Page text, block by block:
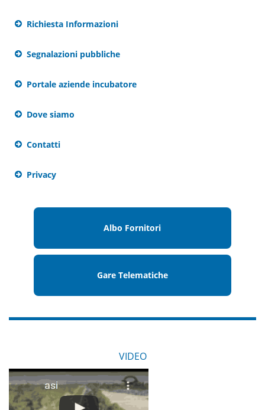
Richiesta Informazioni
Segnalazioni pubbliche
Portale aziende incubatore
Dove siamo
Contatti
Privacy
Albo Fornitori
Gare Telematiche
VIDEO